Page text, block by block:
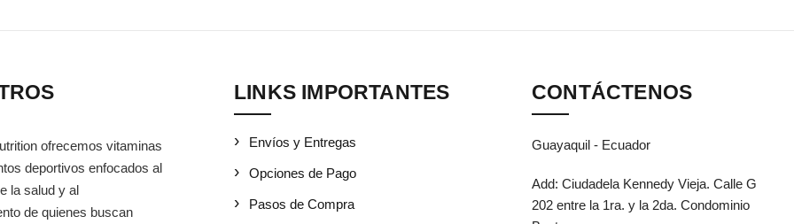
ofrecemos vitaminas
deportivos enfocados al
la salud y al
de quienes buscan
LINKS IMPORTANTES
Envíos y Entregas
Opciones de Pago
Pasos de Compra
CONTÁCTENOS
Guayaquil - Ecuador
Add: Ciudadela Kennedy Vieja. Calle G
202 entre la 1ra. y la 2da. Condominio